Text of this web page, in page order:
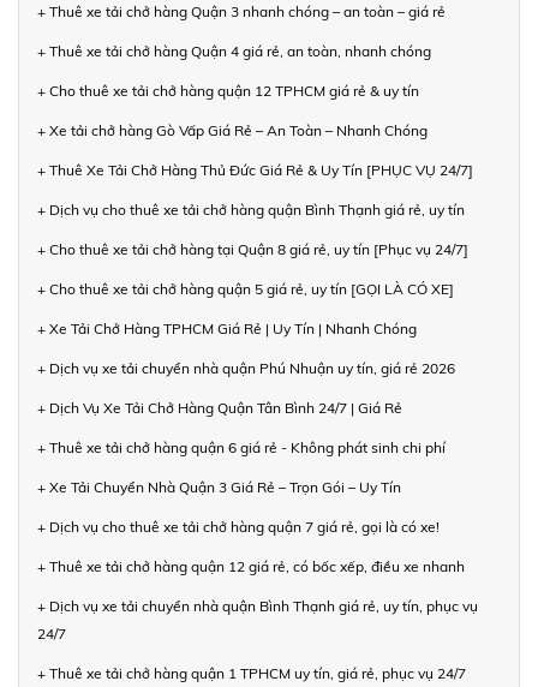
+ Thuê xe tải chở hàng Quận 3 nhanh chóng – an toàn – giá rẻ
+ Thuê xe tải chở hàng Quận 4 giá rẻ, an toàn, nhanh chóng
+ Cho thuê xe tải chở hàng quận 12 TPHCM giá rẻ & uy tín
+ Xe tải chở hàng Gò Vấp Giá Rẻ – An Toàn – Nhanh Chóng
+ Thuê Xe Tải Chở Hàng Thủ Đức Giá Rẻ & Uy Tín [PHỤC VỤ 24/7]
+ Dịch vụ cho thuê xe tải chở hàng quận Bình Thạnh giá rẻ, uy tín
+ Cho thuê xe tải chở hàng tại Quận 8 giá rẻ, uy tín [Phục vụ 24/7]
+ Cho thuê xe tải chở hàng quận 5 giá rẻ, uy tín [GỌI LÀ CÓ XE]
+ Xe Tải Chở Hàng TPHCM Giá Rẻ | Uy Tín | Nhanh Chóng
+ Dịch vụ xe tải chuyển nhà quận Phú Nhuận uy tín, giá rẻ 2026
+ Dịch Vụ Xe Tải Chở Hàng Quận Tân Bình 24/7 | Giá Rẻ
+ Thuê xe tải chở hàng quận 6 giá rẻ - Không phát sinh chi phí
+ Xe Tải Chuyển Nhà Quận 3 Giá Rẻ – Trọn Gói – Uy Tín
+ Dịch vụ cho thuê xe tải chở hàng quận 7 giá rẻ, gọi là có xe!
+ Thuê xe tải chở hàng quận 12 giá rẻ, có bốc xếp, điều xe nhanh
+ Dịch vụ xe tải chuyển nhà quận Bình Thạnh giá rẻ, uy tín, phục vụ
24/7
+ Thuê xe tải chở hàng quận 1 TPHCM uy tín, giá rẻ, phục vụ 24/7